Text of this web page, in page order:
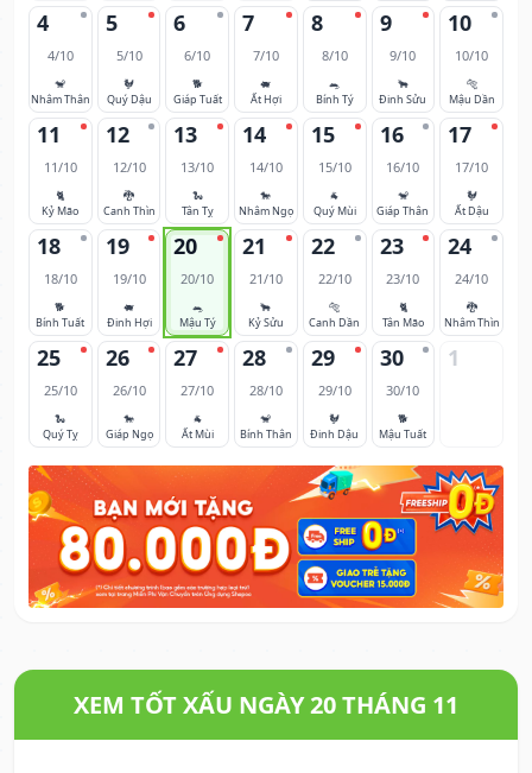
4
4/10
🐒
Nhâm Thân
5
5/10
🐓
Quý Dậu
6
6/10
🐕
Giáp Tuất
7
7/10
🐖
Ất Hợi
8
8/10
🐀
Bính Tý
9
9/10
🐂
Đinh Sửu
10
10/10
🐅
Mậu Dần
11
11/10
🐈
Kỷ Mão
12
12/10
🐉
Canh Thìn
13
13/10
🐍
Tân Tỵ
14
14/10
🐎
Nhâm Ngọ
15
15/10
🐐
Quý Mùi
16
16/10
🐒
Giáp Thân
17
17/10
🐓
Ất Dậu
18
18/10
🐕
Bính Tuất
19
19/10
🐖
Đinh Hợi
20
20/10
🐀
Mậu Tý
21
21/10
🐂
Kỷ Sửu
22
22/10
🐅
Canh Dần
23
23/10
🐈
Tân Mão
24
24/10
🐉
Nhâm Thìn
25
25/10
🐍
Quý Tỵ
26
26/10
🐎
Giáp Ngọ
27
27/10
🐐
Ất Mùi
28
28/10
🐒
Bính Thân
29
29/10
🐓
Đinh Dậu
30
30/10
🐕
Mậu Tuất
1
XEM TỐT XẤU NGÀY 20 THÁNG 11